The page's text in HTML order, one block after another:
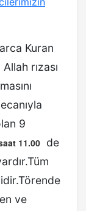
Kuran
rızası
9
11.00 de
ve